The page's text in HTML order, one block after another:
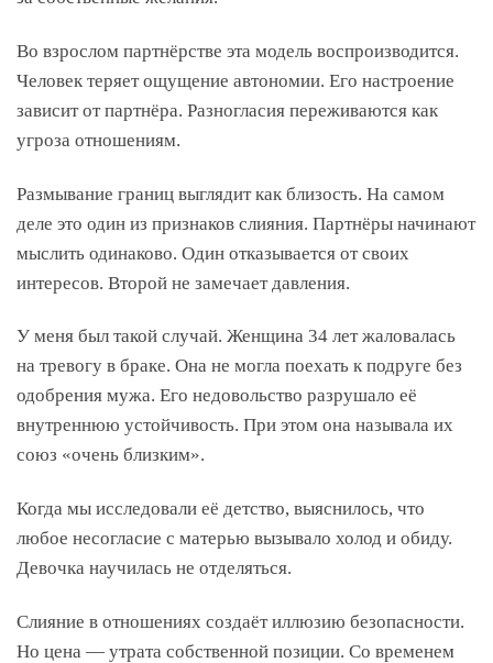
Во взрослом партнёрстве эта модель воспроизводится.
Человек теряет ощущение автономии. Его настроение
зависит от партнёра. Разногласия переживаются как
угроза отношениям.
Размывание границ выглядит как близость. На самом
деле это один из признаков слияния. Партнёры начинают
мыслить одинаково. Один отказывается от своих
интересов. Второй не замечает давления.
У меня был такой случай. Женщина 34 лет жаловалась
на тревогу в браке. Она не могла поехать к подруге без
одобрения мужа. Его недовольство разрушало её
внутреннюю устойчивость. При этом она называла их
союз «очень близким».
Когда мы исследовали её детство, выяснилось, что
любое несогласие с матерью вызывало холод и обиду.
Девочка научилась не отделяться.
Слияние в отношениях создаёт иллюзию безопасности.
Но цена — утрата собственной позиции. Со временем